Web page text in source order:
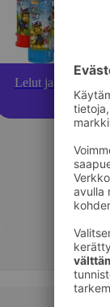
Lelut ja pelit